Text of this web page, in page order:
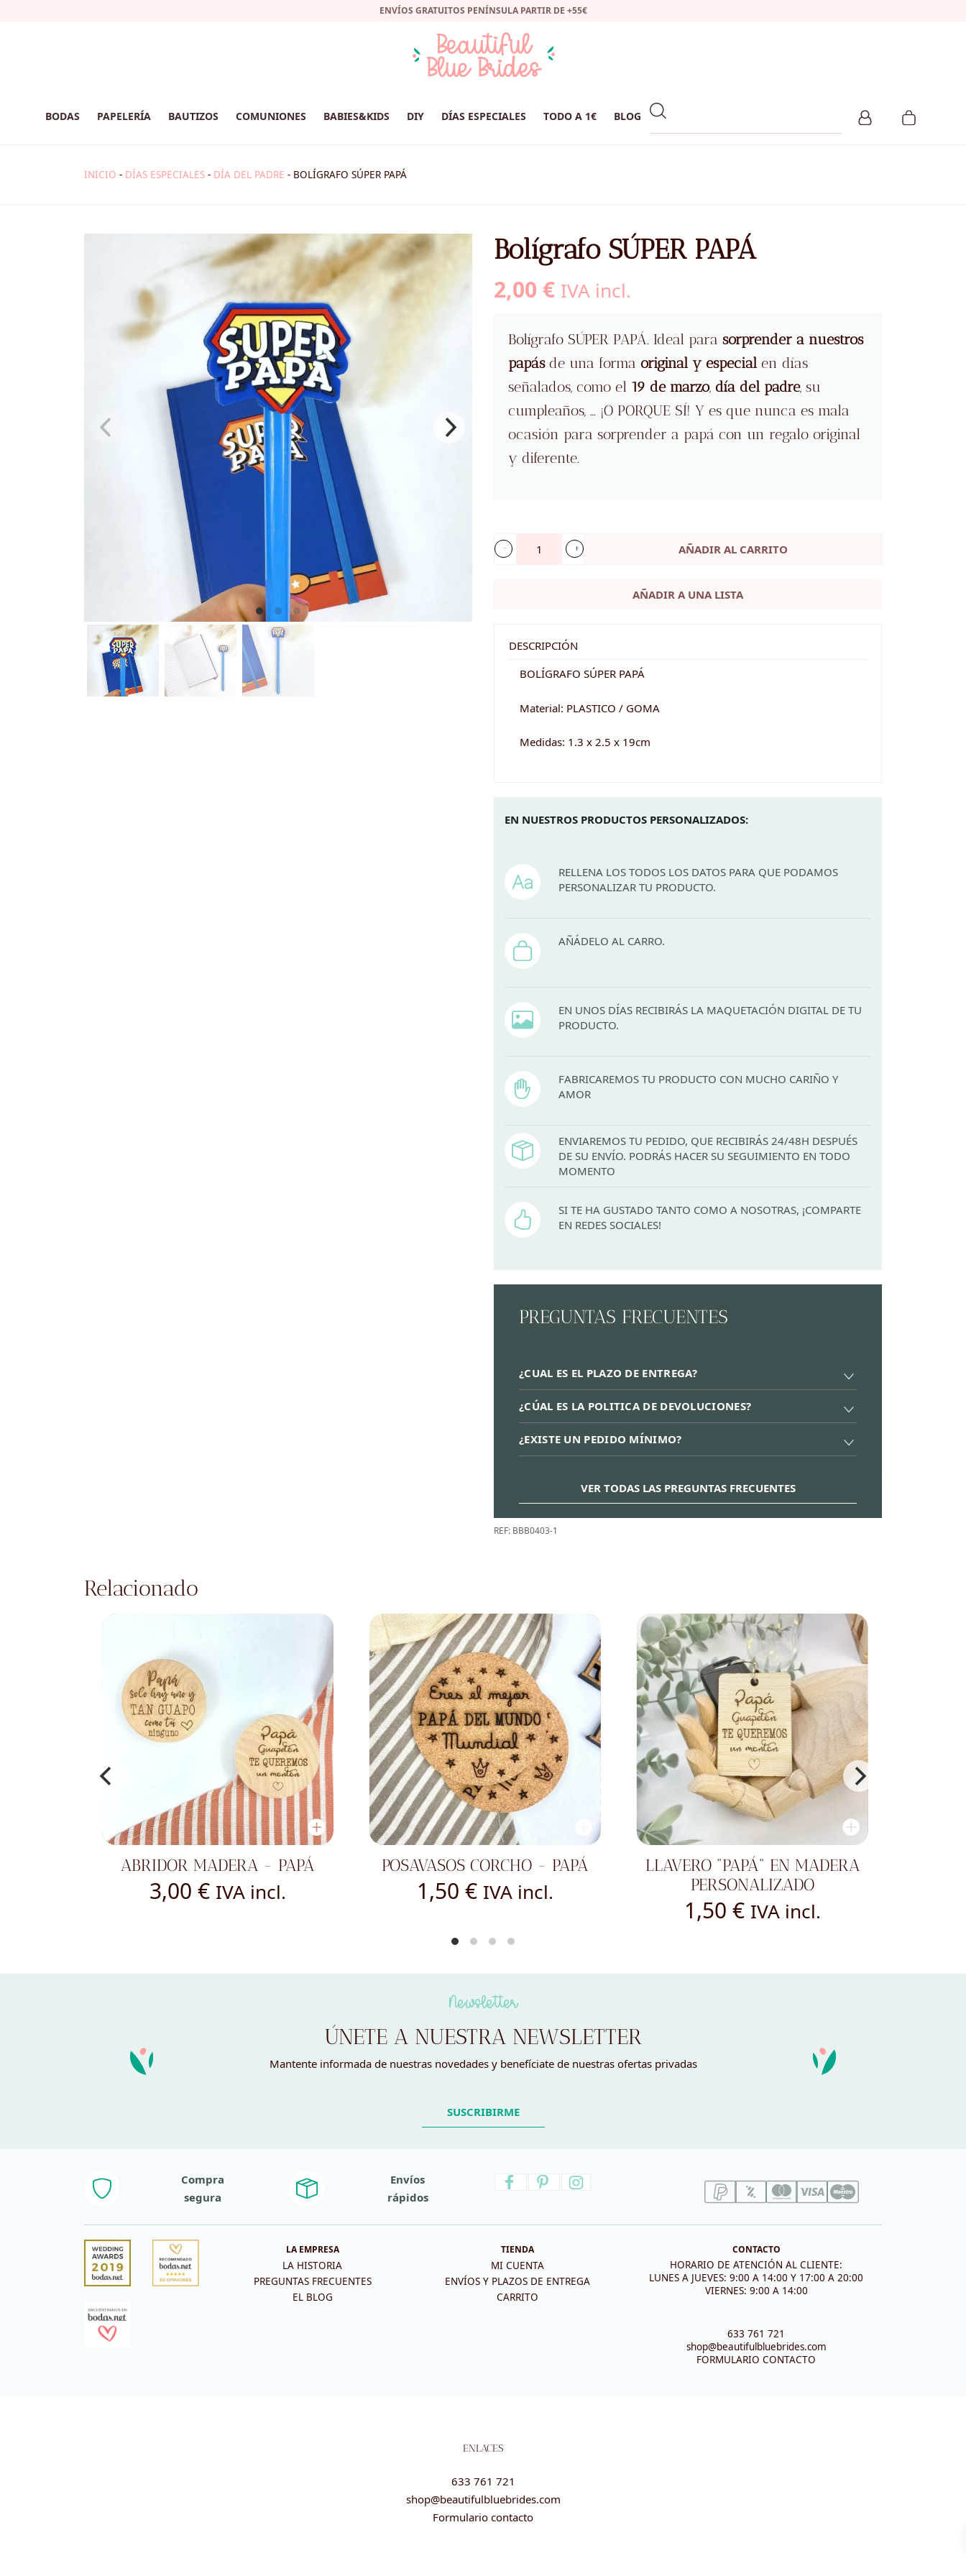
ENVÍOS GRATUITOS PENÍNSULA PARTIR DE +55€
BODAS PAPELERÍA BAUTIZOS COMUNIONES BABIES&KIDS DIY DÍAS ESPECIALES TODO A 1€ BLOG
INICIO - DÍAS ESPECIALES - DÍA DEL PADRE - BOLÍGRAFO SÚPER PAPÁ
Bolígrafo SÚPER PAPÁ
2,00 € IVA incl.
Bolígrafo SÚPER PAPÁ. Ideal para sorprender a nuestros
papásde una forma original y especialen días
señalados, como el 19 de marzo, día del padre, su
cumpleaños, … ¡O PORQUE SÍ! Y es que nunca es mala
ocasión para sorprender a papá con un regalo original
y diferente.
Bolígrafo
cantidad
AÑADIR AL CARRITO
AÑADIR A UNA LISTA
DESCRIPCIÓN
BOLÍGRAFO SÚPER PAPÁ
Material: PLASTICO / GOMA
Medidas: 1.3 x 2.5 x 19cm
EN NUESTROS PRODUCTOS PERSONALIZADOS:
RELLENA LOS TODOS LOS DATOS PARA QUE PODAMOS
PERSONALIZAR TU PRODUCTO.
AÑÁDELO AL CARRO.
EN UNOS DÍAS RECIBIRÁS LA MAQUETACIÓN DIGITAL DE TU
PRODUCTO.
FABRICAREMOS TU PRODUCTO CON MUCHO CARIÑO Y
AMOR
ENVIAREMOS TU PEDIDO, QUE RECIBIRÁS 24/48H DESPUÉS
DE SU ENVÍO. PODRÁS HACER SU SEGUIMIENTO EN TODO
MOMENTO
SI TE HA GUSTADO TANTO COMO A NOSOTRAS, ¡COMPARTE
EN REDES SOCIALES!
PREGUNTAS FRECUENTES
¿CUAL ES EL PLAZO DE ENTREGA?
¿CÚAL ES LA POLITICA DE DEVOLUCIONES?
¿EXISTE UN PEDIDO MÍNIMO?
VER TODAS LAS PREGUNTAS FRECUENTES
REF: BBB0403-1
Relacionado
ABRIDOR MADERA - PAPÁ
3,00 € IVA incl.
POSAVASOS CORCHO - PAPÁ
1,50 € IVA incl.
LLAVERO "PAPÁ" EN MADERA
PERSONALIZADO
1,50 € IVA incl.
Newsletter
ÚNETE A NUESTRA NEWSLETTER
Mantente informada de nuestras novedades y benefíciate de nuestras ofertas privadas
SUSCRIBIRME
Compra
segura
Envíos
rápidos
LA EMPRESA
LA HISTORIA
PREGUNTAS FRECUENTES
EL BLOG
TIENDA
MI CUENTA
ENVÍOS Y PLAZOS DE ENTREGA
CARRITO
CONTACTO
HORARIO DE ATENCIÓN AL CLIENTE:
LUNES A JUEVES: 9:00 A 14:00 Y 17:00 A 20:00
VIERNES: 9:00 A 14:00
633 761 721
shop@beautifulbluebrides.com
FORMULARIO CONTACTO
ENLACES
633 761 721
shop@beautifulbluebrides.com
Formulario contacto